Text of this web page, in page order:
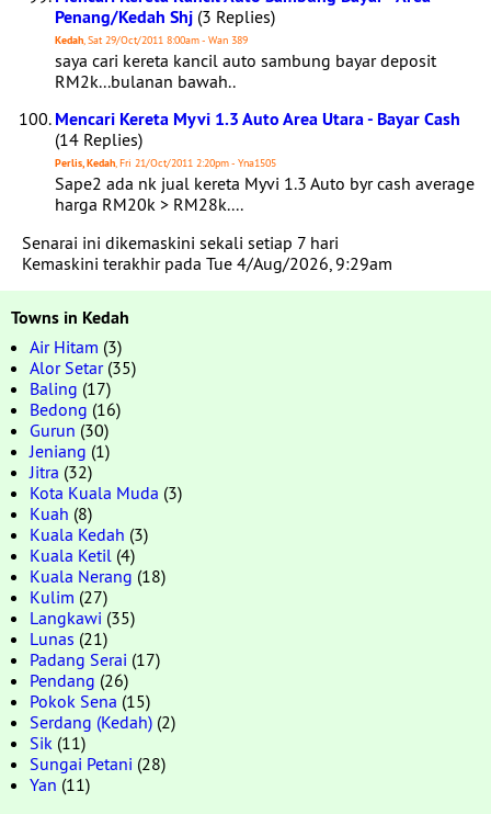
Penang/Kedah Shj (3 Replies)
Kedah, Sat 29/Oct/2011 8:00am - Wan 389
saya cari kereta kancil auto sambung bayar deposit
RM2k...bulanan bawah..
Mencari Kereta Myvi 1.3 Auto Area Utara - Bayar Cash
(14 Replies)
Perlis, Kedah, Fri 21/Oct/2011 2:20pm - Yna1505
Sape2 ada nk jual kereta Myvi 1.3 Auto byr cash average
harga RM20k > RM28k....
Senarai ini dikemaskini sekali setiap 7 hari
Kemaskini terakhir pada Tue 4/Aug/2026, 9:29am
Towns in Kedah
Air Hitam (3)
Alor Setar(35)
Baling (17)
Bedong (16)
Gurun (30)
Jeniang (1)
Jitra (32)
Kota Kuala Muda (3)
Kuah (8)
Kuala Kedah (3)
Kuala Ketil (4)
Kuala Nerang (18)
Kulim (27)
Langkawi (35)
Lunas (21)
Padang Serai (17)
Pendang (26)
Pokok Sena (15)
Serdang (Kedah) (2)
Sik (11)
Sungai Petani (28)
Yan (11)